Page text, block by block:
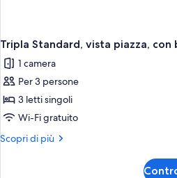
Tripla Standard, vista piazza, con
1 camera
Per 3 persone
3 letti singoli
Wi-Fi gratuito
Scopri di più
Altri